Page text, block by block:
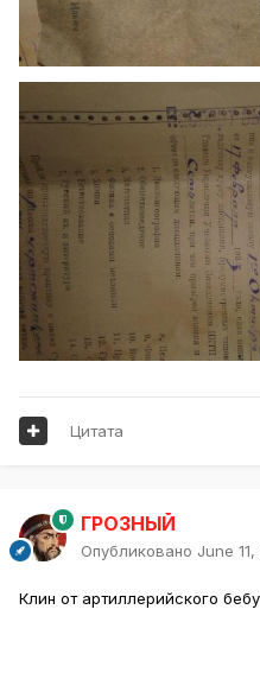
Цитата
ГРОЗНЫЙ
Опубликовано June 11,
Клин от артиллерийского